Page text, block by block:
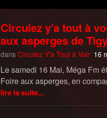
Circulez y'a tout à
aux asperges de
dans Circulez Y'a Tout à Voir 16
Le samedi 16 Mai, Méga Fm
Foire aux asperges, en
lire la suite...